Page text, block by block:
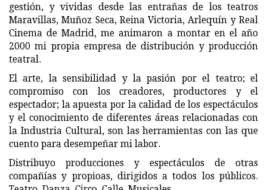
gestión, y vividas desde las entrañas de los teatros
Maravillas, Muñoz Seca, Reina Victoria, Arlequín y Real
Cinema de Madrid, me animaron a montar en el año
2000 mi propia empresa de distribución y producción
teatral.
El arte, la sensibilidad y la pasión por el teatro; el
compromiso con los creadores, productores y el
espectador; la apuesta por la calidad de los espectáculos
y el conocimiento de diferentes áreas relacionadas con
la Industria Cultural, son las herramientas con las que
cuento para desempeñar mi labor.
Distribuyo producciones y espectáculos de otras
compañías y propioas, dirigidos a todos los públicos.